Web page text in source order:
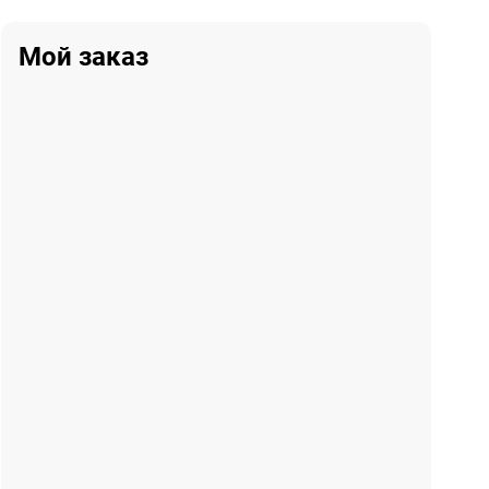
Мой заказ